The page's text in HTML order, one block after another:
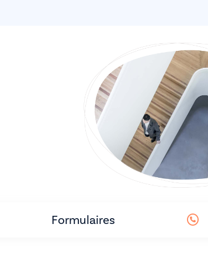
Formulaires